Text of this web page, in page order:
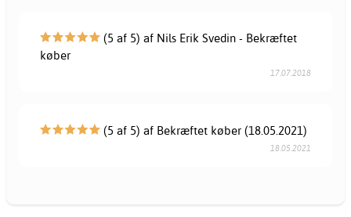
(5 af 5) af Nils Erik Svedin - Bekræftet
køber
17.07.2018
(5 af 5) af Bekræftet køber (18.05.2021)
18.05.2021